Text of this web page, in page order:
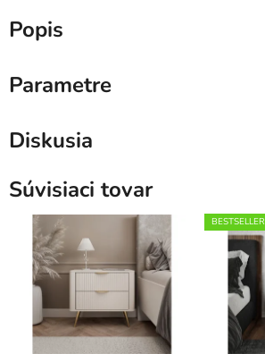
Popis
Parametre
Diskusia
Súvisiaci tovar
BESTSELLER